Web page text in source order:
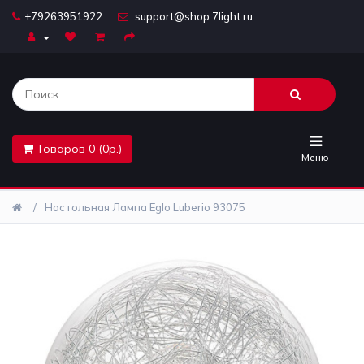
+79263951922 support@shop.7light.ru
Товаров 0 (0р.)
Меню
Комплектующие
Лайтбоксы
Предметы
интерьера
Настольная Лампа Eglo Luberio 93075